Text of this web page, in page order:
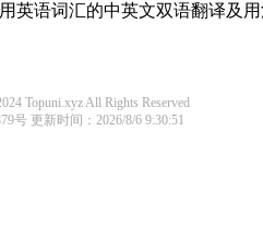
语词汇的中英文双语翻译及用
Topuni.xyz All Rights Reserved
号更新时间：2026/8/6 9:30:51